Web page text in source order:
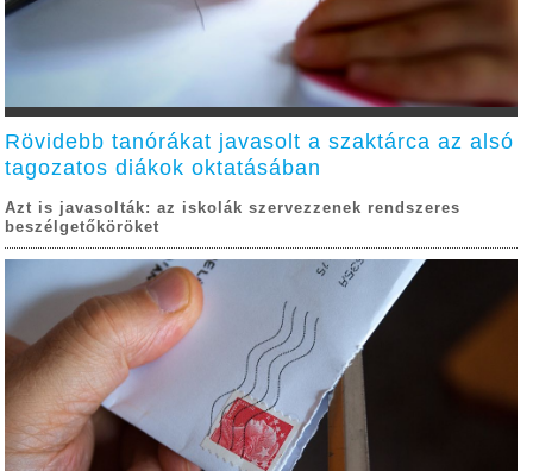
Rövidebb tanórákat javasolt a szaktárca az alsó
tagozatos diákok oktatásában
Azt is javasolták: az iskolák szervezzenek rendszeres
beszélgetőköröket